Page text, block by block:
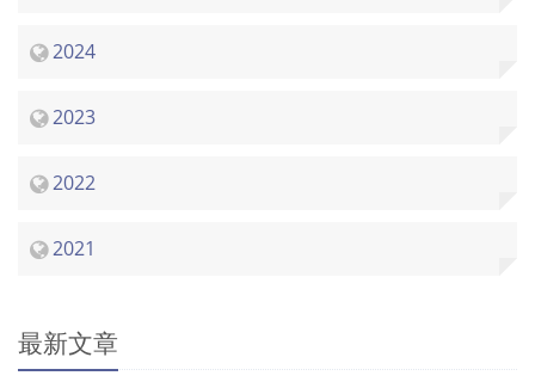
2024
2023
2022
2021
最新文章